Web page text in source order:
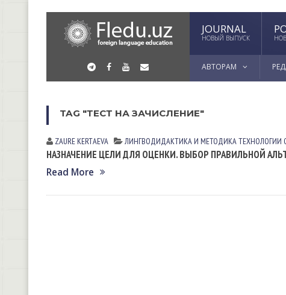
JOURNAL
НОВЫЙ ВЫПУСК
АВТОРАМ
TAG "ТЕСТ НА ЗАЧИСЛЕНИЕ"
ZAURE KERTАEVА ЛИНГВОДИДАКТИКА И МЕТОДИКАТЕХНОЛОГИИ
НАЗНАЧЕНИЕ ЦЕЛИ ДЛЯ ОЦЕНКИ. ВЫБОР ПРАВИЛЬНОЙ
Read More